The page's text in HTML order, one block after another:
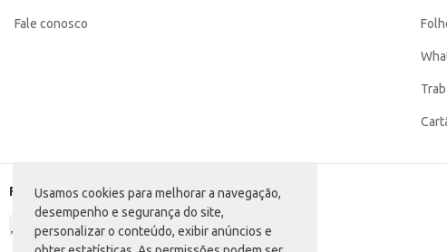
Usamos cookies para melhorar a navegação,
desempenho e segurança do site,
personalizar o conteúdo, exibir anúncios e
Fale conosco
Formas de pagamento